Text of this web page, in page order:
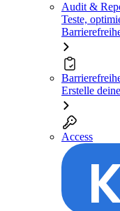
Audit &
Teste,
Erstelle
Access